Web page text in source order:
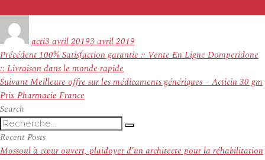
actile
3 avril 20193 avril 2019
Navigation
de
l’article
Précédent Article
précédent :
100% Satisfaction garantie :: Vente En Ligne Domperidone
:: Livraison dans le monde rapide
SuivantArticle
suivant :
Meilleure offre sur les médicaments génériques – Acticin 30 gm
Prix Pharmacie France
Search
Recherche
pour
:
Recherche
Recent Posts
Mossoul à cœur ouvert, plaidoyer d’un architecte pour la réhabilitation